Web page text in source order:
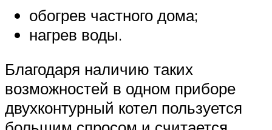
обогрев частного дома;
нагрев воды.
Благодаря наличию таких
возможностей в одном приборе
двухконтурный котел пользуется